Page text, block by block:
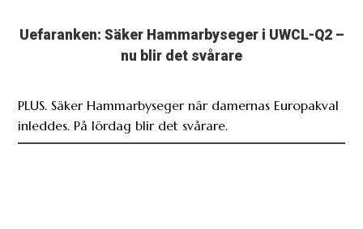
Uefaranken: Säker Hammarbyseger i UWCL-Q2 –
nu blir det svårare
PLUS. Säker Hammarbyseger när damernas Europakval
inleddes. På lördag blir det svårare.